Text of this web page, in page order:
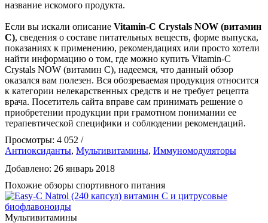
название искомого продукта.
Если вы искали описание Vitamin-C Crystals NOW (витамин
С), сведения о составе питательных веществ, форме выпуска,
показаниях к применению, рекомендациях или просто хотели
найти информацию о том, где можно купить Vitamin-C
Crystals NOW (витамин С), надеемся, что данный обзор
оказался вам полезен. Вся обозреваемая продукция относится
к категории нелекарственных средств и не требует рецепта
врача. Посетитель сайта вправе сам принимать решение о
приобретении продукции при грамотном понимании ее
терапевтической специфики и соблюдении рекомендаций.
Просмотры: 4 052 /
Антиоксиданты, Мультивитамины, Иммуномодуляторы
Добавлено: 26 январь 2018
Похожие обзоры спортивного питания
Мультивитамины